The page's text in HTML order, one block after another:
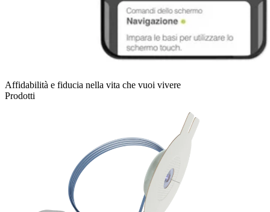
Affidabilità e fiducia nella vita che vuoi vivere
Prodotti